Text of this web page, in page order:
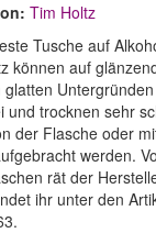
Tim Holtz
Tusche auf
können auf
und trocknen sehr
der Flasche oder
werden.
rät der
ihr unter den